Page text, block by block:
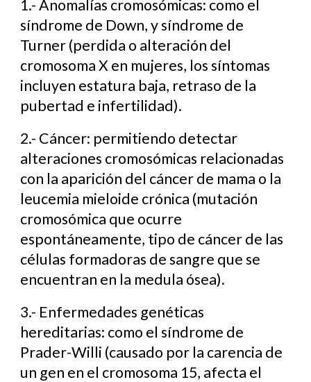
1.- Anomalías cromosómicas: como el
síndrome de Down, y síndrome de
Turner (perdida o alteración del
cromosoma X en mujeres, los síntomas
incluyen estatura baja, retraso de la
pubertad e infertilidad).
2.- Cáncer: permitiendo detectar
alteraciones cromosómicas relacionadas
con la aparición del cáncer de mama o la
leucemia mieloide crónica (mutación
cromosómica que ocurre
espontáneamente, tipo de cáncer de las
células formadoras de sangre que se
encuentran en la medula ósea).
3.- Enfermedades genéticas
hereditarias: como el síndrome de
Prader-Willi (causado por la carencia de
un gen en el cromosoma 15, afecta el